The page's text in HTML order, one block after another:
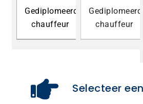
Gediplomeerde
chauffeur
chauffeur
Selecteer